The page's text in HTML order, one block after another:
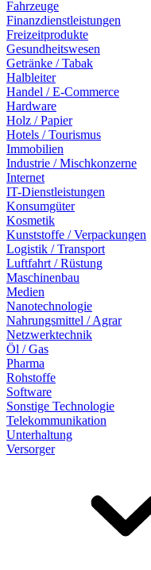
Fahrzeuge
Finanzdienstleistungen
Freizeitprodukte
Gesundheitswesen
Getränke / Tabak
Halbleiter
Handel / E-Commerce
Hardware
Holz / Papier
Hotels / Tourismus
Immobilien
Industrie / Mischkonzerne
Internet
IT-Dienstleistungen
Konsumgüter
Kosmetik
Kunststoffe / Verpackungen
Logistik / Transport
Luftfahrt / Rüstung
Maschinenbau
Medien
Nanotechnologie
Nahrungsmittel / Agrar
Netzwerktechnik
Öl / Gas
Pharma
Rohstoffe
Software
Sonstige Technologie
Telekommunikation
Unterhaltung
Versorger